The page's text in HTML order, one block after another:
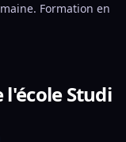
Formation en
Studi